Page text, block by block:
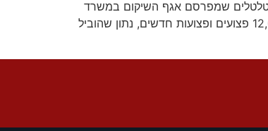
שמפרסם אגף השיקום במשרד
הביטחון, המצביעים על היקף חסר תקדים של נפגעים בקרב כוחות הביטחון. מאז אותה שבת באוקטובר 2023, נקלטו באגף כ-12,000 פצועים ופצועות חדשים, נתון שהוביל